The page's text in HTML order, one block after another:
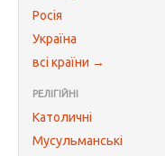
Росія
Україна
всі країни →
РЕЛІГІЙНІ
Католичні
Мусульманські